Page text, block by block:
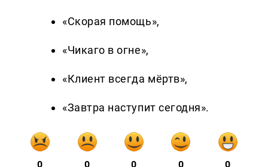
«Скорая помощь»,
«Чикаго в огне»,
«Клиент всегда мёртв»,
«Завтра наступит сегодня».
0 0 0 0 0